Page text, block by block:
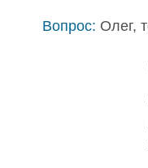
Вопрос: Олег,